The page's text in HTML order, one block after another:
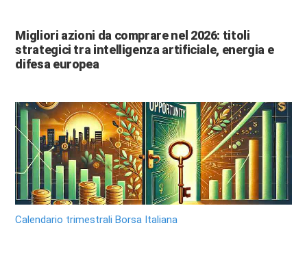
Migliori azioni da comprare nel 2026: titoli
strategici tra intelligenza artificiale, energia e
difesa europea
Calendario trimestrali Borsa Italiana